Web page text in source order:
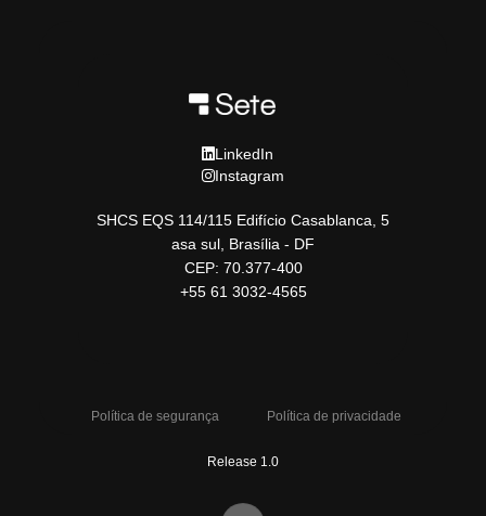
LinkedIn
Instagram
SHCS EQS 114/115 Edifício Casablanca, 5
asa sul, Brasília - DF
CEP: 70.377-400
+55 61 3032-4565
Política de segurança Política de privacidade
Release 1.0